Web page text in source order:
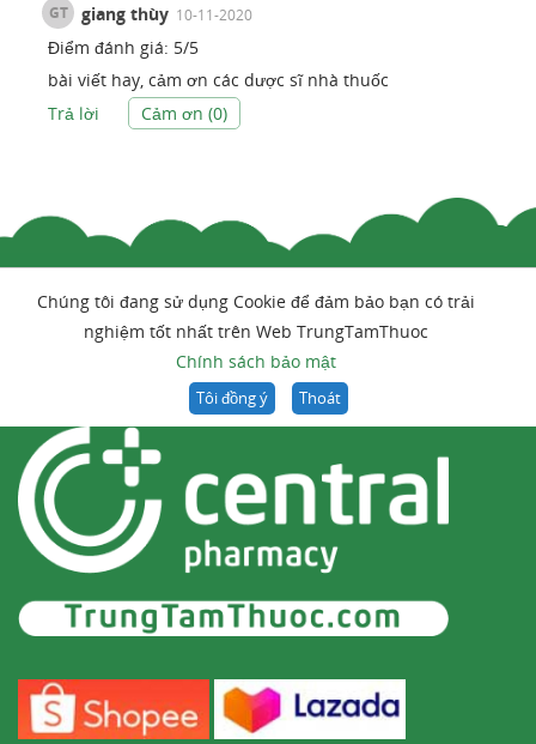
GT giang thùy 10-11-2020
Điểm đánh giá: 5/5
bài viết hay, cảm ơn các dược sĩ nhà thuốc
Trả lời
Cảm ơn (0)
Chúng tôi đang sử dụng Cookie để đảm bảo bạn có trải
nghiệm tốt nhất trên Web TrungTamThuoc
Chính sách bảo mật
Tôi đồng ý Thoát